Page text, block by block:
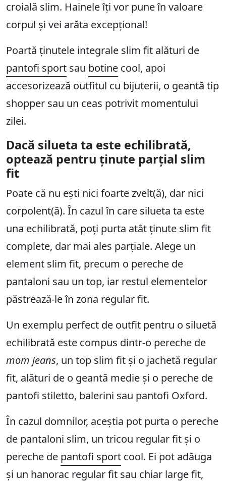
croială slim. Hainele îți vor pune în valoare
corpul și vei arăta excepțional!
Poartă ținutele integrale slim fit alături de
pantofi sport sau botine cool, apoi
accesorizează outfitul cu bijuterii, o geantă tip
shopper sau un ceas potrivit momentului
zilei.
Dacă silueta ta este echilibrată,
optează pentru ținute parțial slim
fit
Poate că nu ești nici foarte zvelt(ă), dar nici
corpolent(ă). În cazul în care silueta ta este
una echilibrată, poți purta atât ținute slim fit
complete, dar mai ales parțiale. Alege un
element slim fit, precum o pereche de
pantaloni sau un top, iar restul elementelor
păstrează-le în zona regular fit.
Un exemplu perfect de outfit pentru o siluetă
echilibrată este compus dintr-o pereche de
mom jeans, un top slim fit și o jachetă regular
fit, alături de o geantă medie și o pereche de
pantofi stiletto, balerini sau pantofi Oxford.
În cazul domnilor, aceștia pot purta o pereche
de pantaloni slim, un tricou regular fit și o
pereche de pantofi sport cool. Ei pot adăuga
și un hanorac regular fit sau chiar large fit,